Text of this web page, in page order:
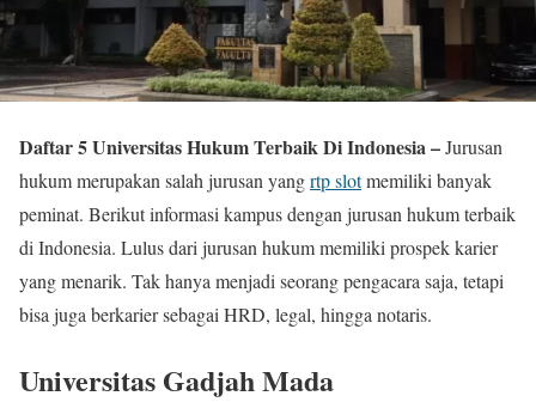
Daftar 5 Universitas Hukum Terbaik Di Indonesia –Jurusan
hukum merupakan salah jurusan yangrtp slotmemiliki banyak
peminat. Berikut informasi kampus dengan jurusan hukum terbaik
di Indonesia. Lulus dari jurusan hukum memiliki prospek karier
yang menarik. Tak hanya menjadi seorang pengacara saja, tetapi
bisa juga berkarier sebagai HRD, legal, hingga notaris.
Universitas Gadjah Mada